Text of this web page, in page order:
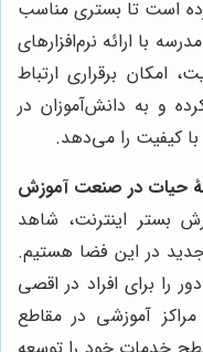
است تا بستری مناسب
با ارائه نرم‌افزارهای
امکان برقراری ارتباط
و به دانش‌آموزان در
کیفیت را می‌دهد.
حیات در صنعت آموزش
بستر اینترنت، شاهد
در این فضا هستیم.
را برای افراد در اقصی
آموزشی در مقاطع